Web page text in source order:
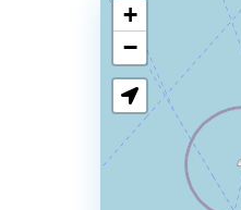
+
−